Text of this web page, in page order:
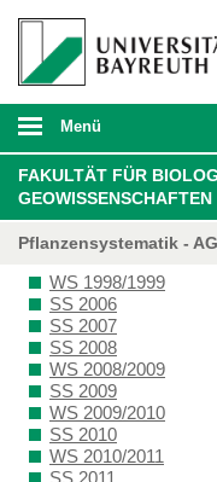
Menü
FAKULTÄT FÜR
GEOWISSENSCHAFTEN
Pflanzensystematik -
WS 1998/1999
SS 2006
SS 2007
SS 2008
WS 2008/2009
SS 2009
WS 2009/2010
SS 2010
WS 2010/2011
SS 2011